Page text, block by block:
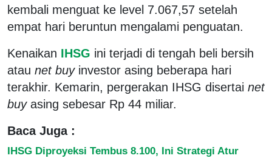
kembali menguat ke level 7.067,57 setelah
empat hari beruntun mengalami penguatan.
Kenaikan IHSG ini terjadi di tengah beli bersih
atau net buyinvestor asing beberapa hari
terakhir. Kemarin, pergerakan IHSG disertai net
buy asing sebesar Rp 44 miliar.
Baca Juga :
IHSG Diproyeksi Tembus 8.100, Ini Strategi Atur